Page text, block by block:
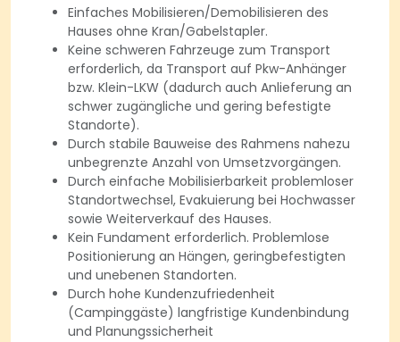
Einfaches Mobilisieren/Demobilisieren des
Hauses ohne Kran/Gabelstapler.
Keine schweren Fahrzeuge zum Transport
erforderlich, da Transport auf Pkw-Anhänger
bzw. Klein-LKW (dadurch auch Anlieferung an
schwer zugängliche und gering befestigte
Standorte).
Durch stabile Bauweise des Rahmens nahezu
unbegrenzte Anzahl von Umsetzvorgängen.
Durch einfache Mobilisierbarkeit problemloser
Standortwechsel, Evakuierung bei Hochwasser
sowie Weiterverkauf des Hauses.
Kein Fundament erforderlich. Problemlose
Positionierung an Hängen, geringbefestigten
und unebenen Standorten.
Durch hohe Kundenzufriedenheit
(Campinggäste) langfristige Kundenbindung
und Planungssicherheit